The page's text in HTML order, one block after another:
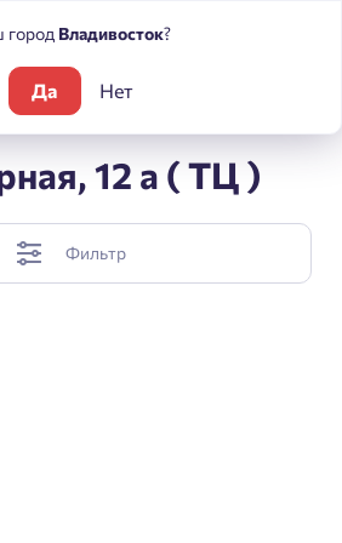
Погода
12 а ( ТЦ )
Фильтр
город Владивосток?
Да Нет